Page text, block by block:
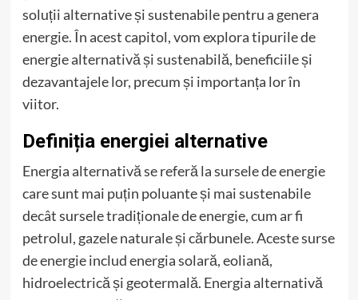
soluții alternative și sustenabile pentru a genera
energie. În acest capitol, vom explora tipurile de
energie alternativă și sustenabilă, beneficiile și
dezavantajele lor, precum și importanța lor în
viitor.
Definiția energiei alternative
Energia alternativă se referă la sursele de energie
care sunt mai puțin poluante și mai sustenabile
decât sursele tradiționale de energie, cum ar fi
petrolul, gazele naturale și cărbunele. Aceste surse
de energie includ energia solară, eoliană,
hidroelectrică și geotermală. Energia alternativă